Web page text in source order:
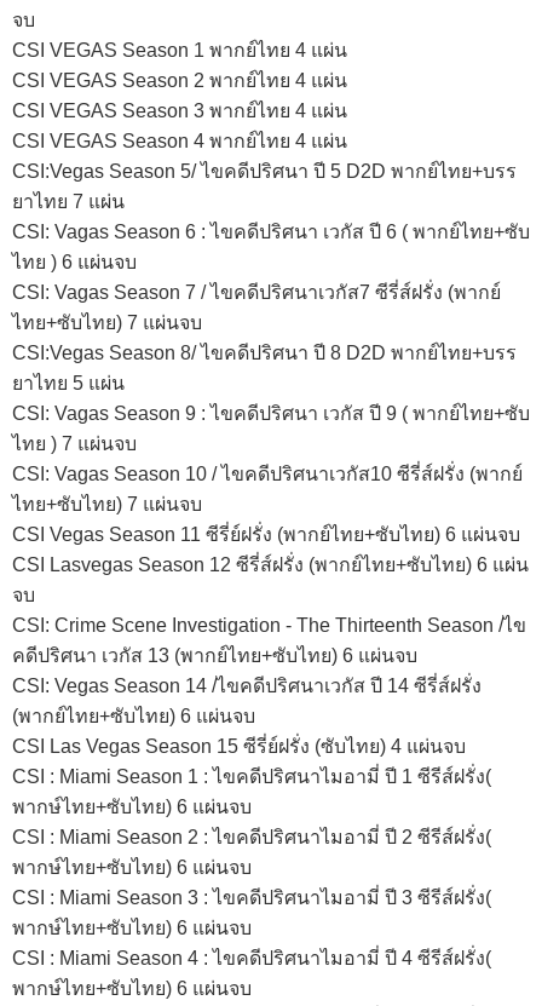
จบ
CSI VEGAS Season 1 พากย์ไทย 4 แผ่น
CSI VEGAS Season 2 พากย์ไทย 4 แผ่น
CSI VEGAS Season 3 พากย์ไทย 4 แผ่น
CSI VEGAS Season 4 พากย์ไทย 4 แผ่น
CSI:Vegas Season 5/ ไขคดีปริศนา ปี 5 D2D พากย์ไทย+บรร
ยาไทย 7 แผ่น
CSI: Vagas Season 6 : ไขคดีปริศนา เวกัส ปี 6 ( พากย์ไทย+ซับ
ไทย ) 6 แผ่นจบ
CSI: Vagas Season 7 / ไขคดีปริศนาเวกัส7 ซีรี่ส์ฝรั่ง (พากย์
ไทย+ซับไทย) 7 แผ่นจบ
CSI:Vegas Season 8/ ไขคดีปริศนา ปี 8 D2D พากย์ไทย+บรร
ยาไทย 5 แผ่น
CSI: Vagas Season 9 : ไขคดีปริศนา เวกัส ปี 9 ( พากย์ไทย+ซับ
ไทย ) 7 แผ่นจบ
CSI: Vagas Season 10 / ไขคดีปริศนาเวกัส10 ซีรี่ส์ฝรั่ง (พากย์
ไทย+ซับไทย) 7 แผ่นจบ
CSI Vegas Season 11 ซีรี่ย์ฝรั่ง (พากย์ไทย+ซับไทย) 6 แผ่นจบ
CSI Lasvegas Season 12 ซีรี่ส์ฝรั่ง (พากย์ไทย+ซับไทย) 6 แผ่น
จบ
CSI: Crime Scene Investigation - The Thirteenth Season /ไข
คดีปริศนา เวกัส 13 (พากย์ไทย+ซับไทย) 6 แผ่นจบ
CSI: Vegas Season 14 /ไขคดีปริศนาเวกัส ปี 14 ซีรี่ส์ฝรั่ง
(พากย์ไทย+ซับไทย) 6 แผ่นจบ
CSI Las Vegas Season 15 ซีรี่ย์ฝรั่ง (ซับไทย) 4 แผ่นจบ
CSI : Miami Season 1 : ไขคดีปริศนาไมอามี่ ปี 1 ซีรีส์ฝรั่ง(
พากษ์ไทย+ซับไทย) 6 แผ่นจบ
CSI : Miami Season 2 : ไขคดีปริศนาไมอามี่ ปี 2 ซีรีส์ฝรั่ง(
พากษ์ไทย+ซับไทย) 6 แผ่นจบ
CSI : Miami Season 3 : ไขคดีปริศนาไมอามี่ ปี 3 ซีรีส์ฝรั่ง(
พากษ์ไทย+ซับไทย) 6 แผ่นจบ
CSI : Miami Season 4 : ไขคดีปริศนาไมอามี่ ปี 4 ซีรีส์ฝรั่ง(
พากษ์ไทย+ซับไทย) 6 แผ่นจบ